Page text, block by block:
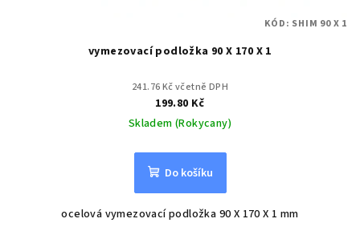
vymezovací podložka 90 X 170 X 1
241.76 Kč včetně DPH
199.80 Kč
Skladem (Rokycany)
Do košíku
ocelová vymezovací podložka 90 X 170 X 1 mm
KÓD: SHIM 90 X 1